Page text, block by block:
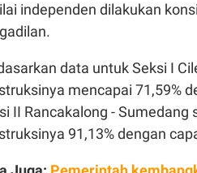
independen dilakukan
data untuk Seksi I
mencapai 71,59%
II Rancakalong -
91,13% dengan